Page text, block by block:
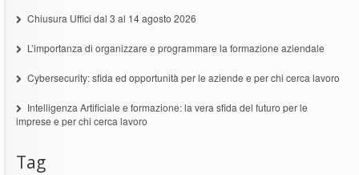
Chiusura Uffici dal 3 al 14 agosto 2026
L’importanza di organizzare e programmare la formazione aziendale
Cybersecurity: sfida ed opportunità per le aziende e per chi cerca lavoro
Intelligenza Artificiale e formazione: la vera sfida del futuro per le
imprese e per chi cerca lavoro
Tag